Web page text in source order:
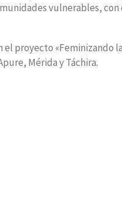
vulnerables,
el proyecto «Feminizando
Mérida y Táchira.